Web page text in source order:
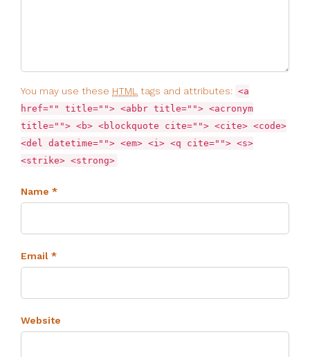
You may use these HTML tags and attributes: <a
href="" title=""> <abbr title=""> <acronym
title=""> <b> <blockquote cite=""> <cite> <code>
<del datetime=""> <em> <i> <q cite=""> <s>
<strike> <strong>
Name *
Email *
Website